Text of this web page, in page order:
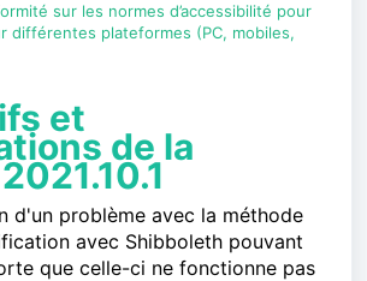
sur les normes d’accessibilité pour
différentes plateformes (PC, mobiles,
et
de la
d'un problème avec la méthode
avec Shibboleth pouvant
que celle-ci ne fonctionne pas